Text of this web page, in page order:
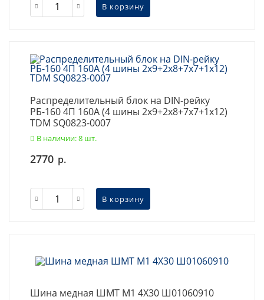
В корзину
Распределительный блок на DIN-рейку
РБ-160 4П 160А (4 шины 2x9+2x8+7x7+1x12)
TDM SQ0823-0007
В наличии: 8 шт.
2770 р.
В корзину
Шина медная ШМТ М1 4X30 Ш01060910